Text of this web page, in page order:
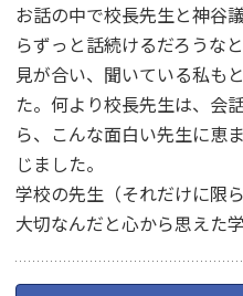
お話の中で校長先生と神谷
らずっと話続けるだろうな
見が合い、聞いている私も
た。何より校長先生は、会
ら、こんな面白い先生に恵
じました。
学校の先生（それだけに限
大切なんだと心から思えた